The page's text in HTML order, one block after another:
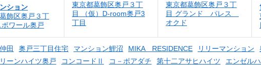
ション
飾区奥戸３丁
ポワール奥戸
東京都葛飾区奥戸３丁
目 （仮）D-room奥戸3
丁目
東京都葛飾区奥戸３丁
目 グランド パレス
オクド
田 奥戸三丁目住宅 マンション鯉沼 MIKA RESIDENCE リリーマンション
ーンハイツ奥戸
コンコードⅡ コ－ポアダチ 第十二アサヒハイツ エンゼル